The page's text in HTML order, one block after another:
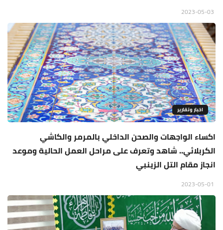
اخبار وتقارير
اكساء الواجهات والصحن الداخلي بالمرمر والكاشي
الكربلائي.. شاهد وتعرف على مراحل العمل الحالية وموعد
انجاز مقام التل الزينبي